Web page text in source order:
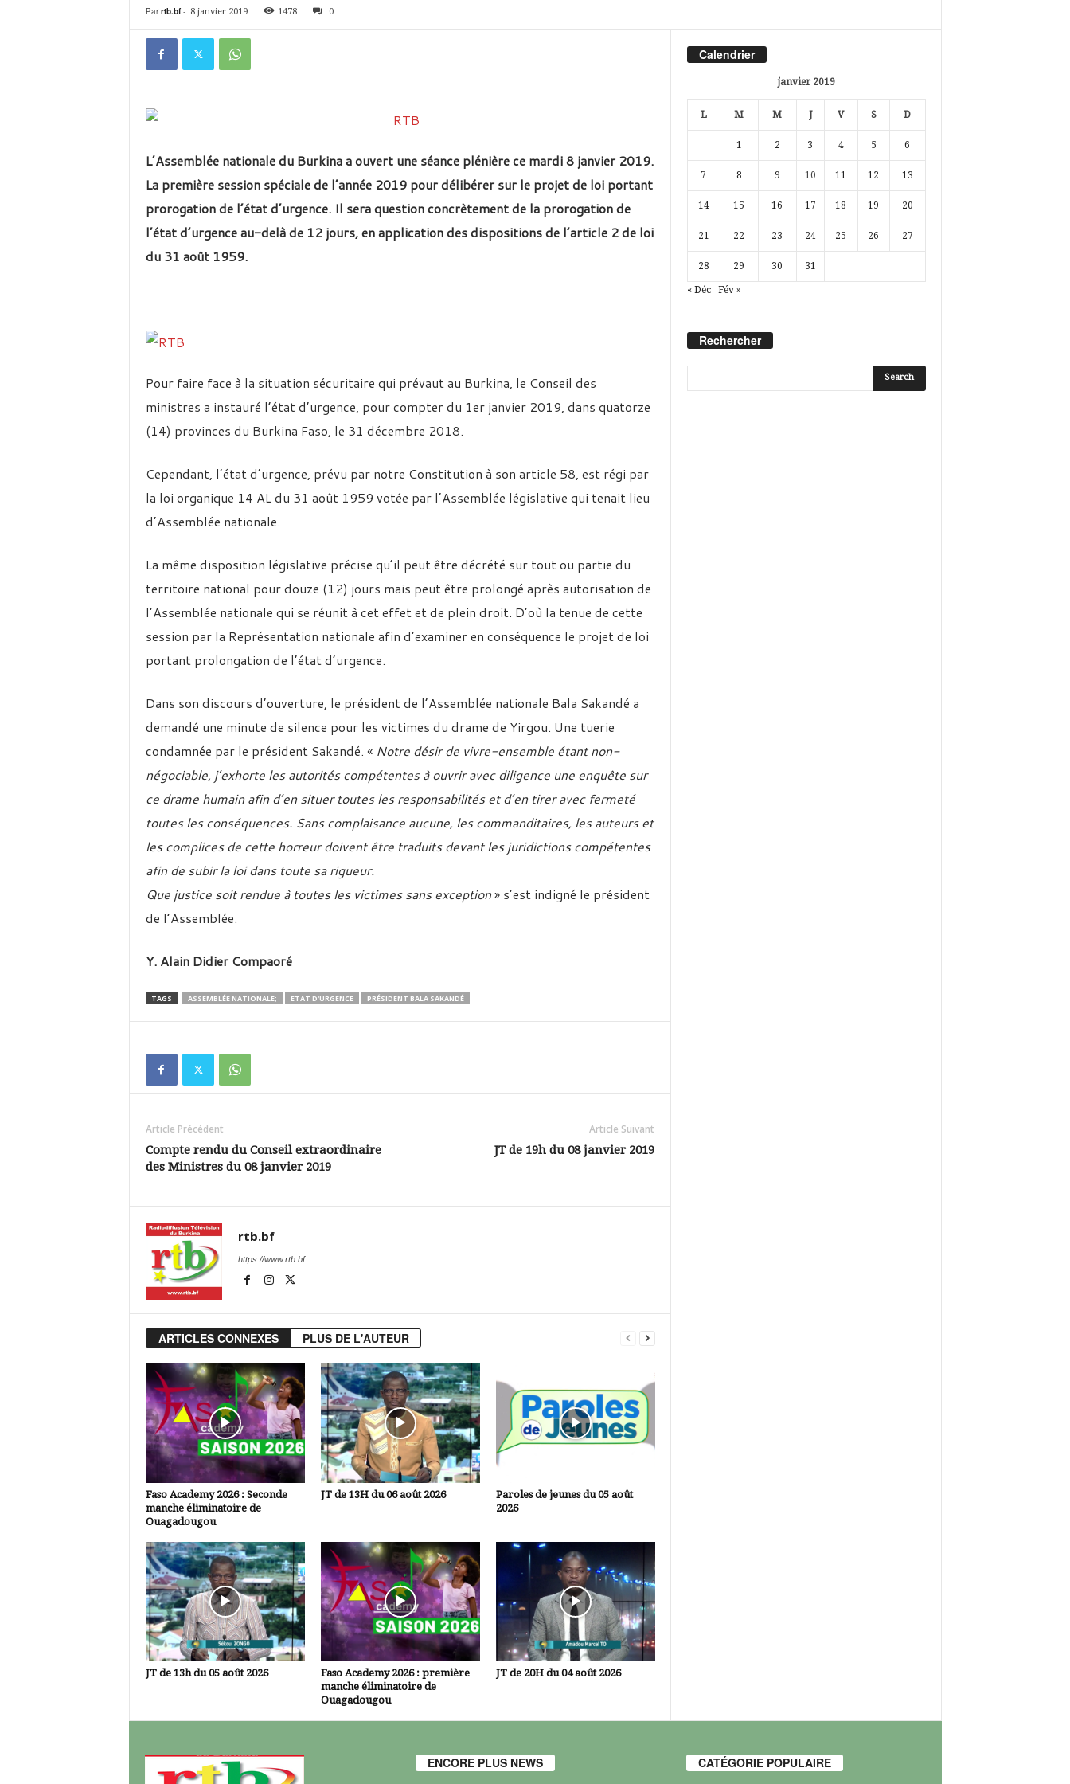
i
Par rtb.bf- 8 janvier 2019 1478 0
L’Assemblée nationale du Burkina a ouvert une séance plénière ce mardi 8 janvier 2019.
La première session spéciale de l’année 2019 pour délibérer sur le projet de loi portant
prorogation de l’état d’urgence. Il sera question concrètement de la prorogation de
l’état d’urgence au-delà de 12 jours, en application des dispositions de l’article 2 de loi
du 31 août 1959.
Pour faire face à la situation sécuritaire qui prévaut au Burkina, le Conseil des
ministres a instauré l’état d’urgence, pour compter du 1er janvier 2019, dans quatorze
(14) provinces du Burkina Faso, le 31 décembre 2018.
Cependant, l’état d’urgence, prévu par notre Constitution à son article 58, est régi par
la loi organique 14 AL du 31 août 1959 votée par l’Assemblée législative qui tenait lieu
d’Assemblée nationale.
La même disposition législative précise qu’il peut être décrété sur tout ou partie du
territoire national pour douze (12) jours mais peut être prolongé après autorisation de
l’Assemblée nationale qui se réunit à cet effet et de plein droit. D’où la tenue de cette
session par la Représentation nationale afin d’examiner en conséquence le projet de loi
portant prolongation de l’état d’urgence.
Dans son discours d’ouverture, le président de l’Assemblée nationale Bala Sakandé a
demandé une minute de silence pour les victimes du drame de Yirgou. Une tuerie
condamnée par le président Sakandé. « Notre désir de vivre-ensemble étant non-
négociable, j’exhorte les autorités compétentes à ouvrir avec diligence une enquête sur
ce drame humain afin d’en situer toutes les responsabilités et d’en tirer avec fermeté
toutes les conséquences. Sans complaisance aucune, les commanditaires, les auteurs et
les complices de cette horreur doivent être traduits devant les juridictions compétentes
afin de subir la loi dans toute sa rigueur.
Que justice soit rendue à toutes les victimes sans exception» s’est indigné le président
de l’Assemblée.
Y. Alain Didier Compaoré
TAGS ASSEMBLÉE NATIONALE; ETAT D'URGENCE PRÉSIDENT BALA SAKANDÉ
Article Précédent
Compte rendu du Conseil extraordinaire
des Ministres du 08 janvier 2019
Article Suivant
JT de 19h du 08 janvier 2019
rtb.bf
https://www.rtb.bf
ARTICLES CONNEXES PLUS DE L'AUTEUR
Faso Academy 2026 : Seconde
manche éliminatoire de
Ouagadougou
JT de 13H du 06 août 2026
Paroles de jeunes du 05 août
2026
JT de 13h du 05 août 2026
Faso Academy 2026 : première
manche éliminatoire de
Ouagadougou
JT de 20H du 04 août 2026
Calendrier
janvier 2019
L M M J V S D
1 2 3 4 5 6
7 8 9 10 11 12 13
14 15 16 17 18 19 20
21 22 23 24 25 26 27
28 29 30 31
« Déc Fév »
Rechercher
ENCORE PLUS NEWS CATÉGORIE POPULAIRE